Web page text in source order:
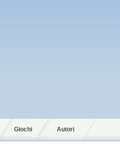
Giochi Autori